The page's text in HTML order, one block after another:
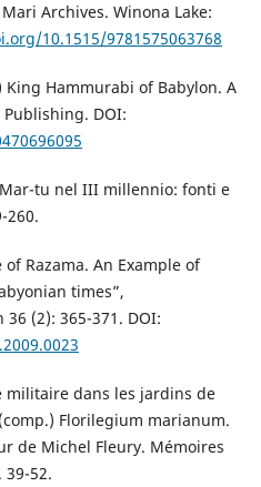
Archives. Winona Lake:
10.1515/9781575063768
King Hammurabi of Babylon. A
DOI:
tu nel III millennio: fonti e
260.
of Razama. An Example of
times”,
(2): 365-371. DOI:
militaire dans les jardins de
Florilegium marianum.
de Michel Fleury. Mémoires
39-52.